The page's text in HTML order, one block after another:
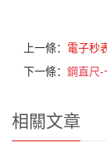
上一條： 電子秒
下一條： 鋼直尺-
相關文章